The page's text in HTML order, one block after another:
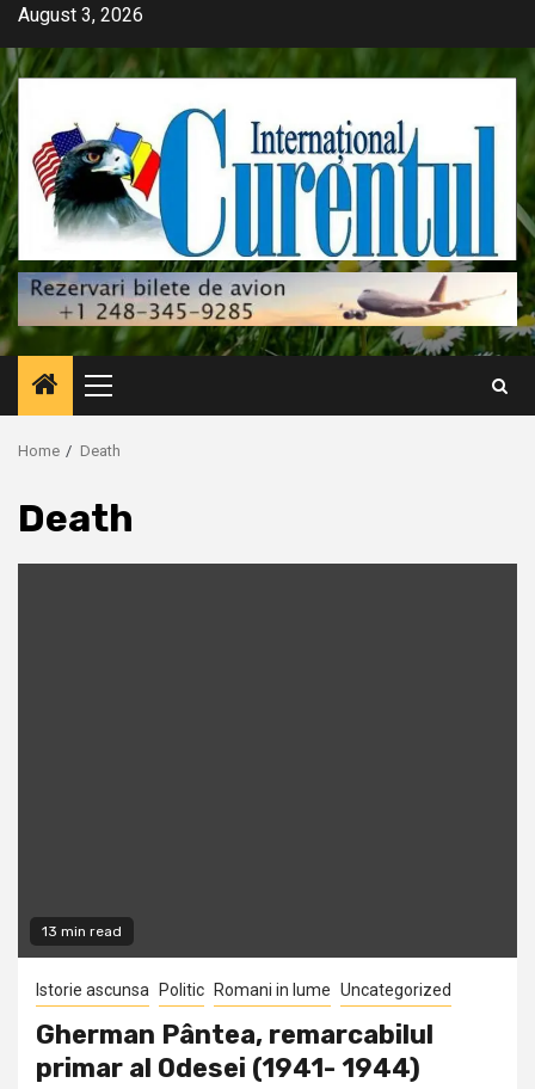
Skip
content
August 3, 2026
Primary
Menu
Home Death
Death
13 min read
Istorie ascunsa Politic Romani in lume Uncategorized
Gherman Pântea, remarcabilul
primar al Odesei (1941- 1944)